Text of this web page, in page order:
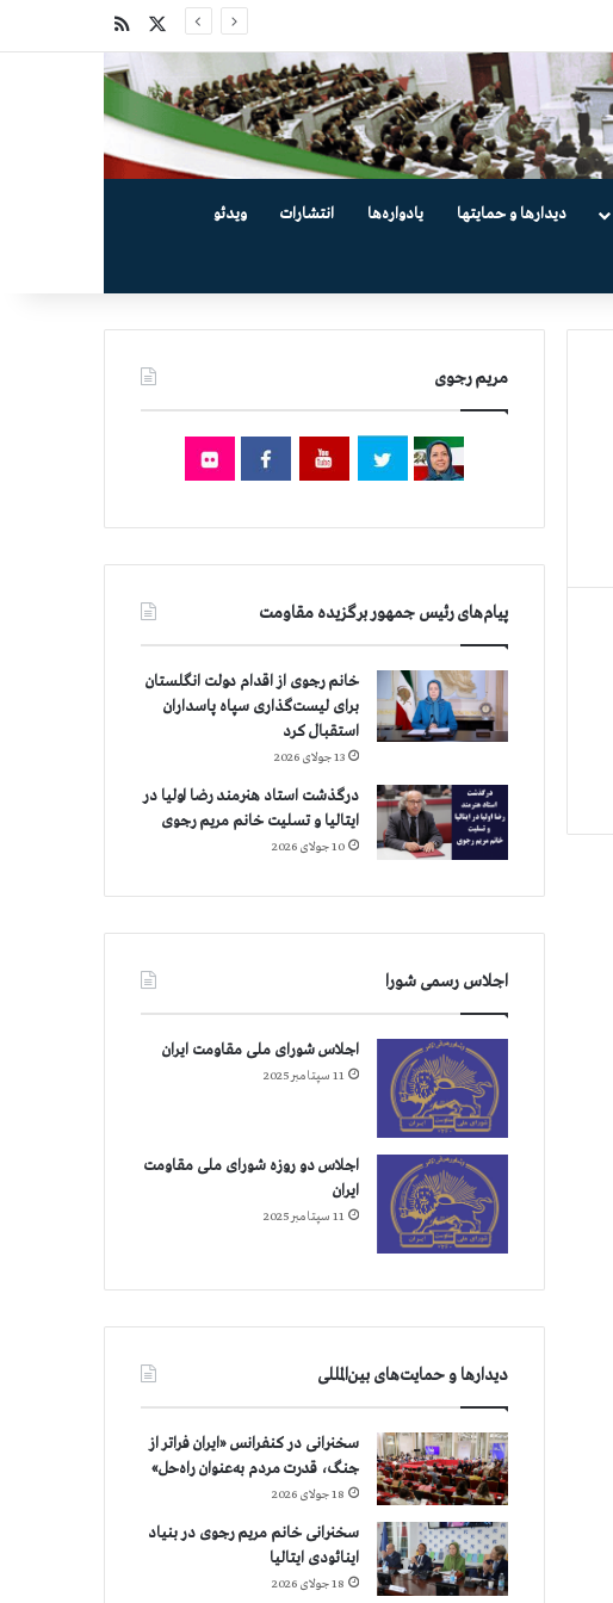
دیدارها و حمایتها یادواره‌ها انتشارات ویدئو
مریم رجوی
پیام‌های رئیس جمهور برگزیده مقاومت
خانم رجوی از اقدام دولت انگلستان
برای لیست‌گذاری سپاه پاسداران
استقبال کرد
13 جولای 2026
درگذشت استاد هنرمند رضا اولیا در
ایتالیا و تسلیت خانم مریم رجوی
10 جولای 2026
اجلاس رسمی شورا
اجلاس شورای ملی مقاومت ایران
11 سپتامبر 2025
اجلاس دو روزه شورای ملی مقاومت
ایران
11 سپتامبر 2025
دیدارها و حمایت‌های بین‌المللی
سخنرانی در کنفرانس «ایران فراتر از
جنگ، قدرت مردم به‌عنوان راه‌حل»
18 جولای 2026
سخنرانی خانم مریم رجوی در بنیاد
اینائودی ایتالیا
18 جولای 2026